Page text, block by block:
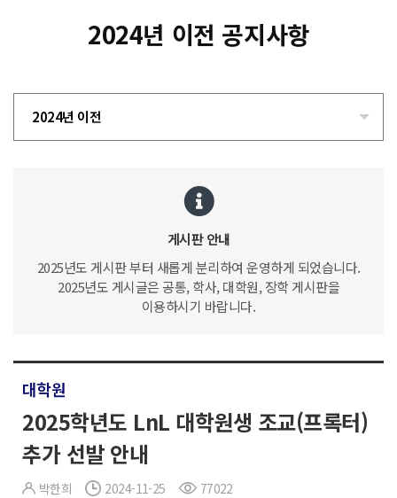
2024년 이전 공지사항
2024년 이전
게시판 안내
2025년도 게시판 부터 새롭게 분리하여 운영하게 되었습니다.
2025년도 게시글은 공통, 학사, 대학원, 장학 게시판을
이용하시기 바랍니다.
대학원
2025학년도 LnL 대학원생 조교(프록터)
추가 선발 안내
박한희 2024-11-25 77022